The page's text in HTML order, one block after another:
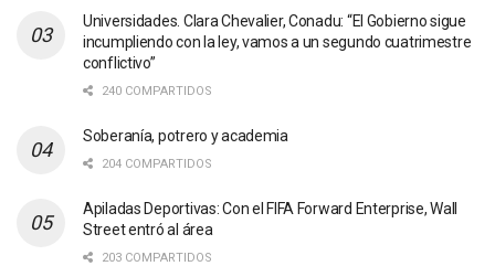
Universidades. Clara Chevalier, Conadu: “El Gobierno sigue
incumpliendo con la ley, vamos a un segundo cuatrimestre
conflictivo”
240 COMPARTIDOS
Soberanía, potrero y academia
204 COMPARTIDOS
Apiladas Deportivas: Con el FIFA Forward Enterprise, Wall
Street entró al área
203 COMPARTIDOS